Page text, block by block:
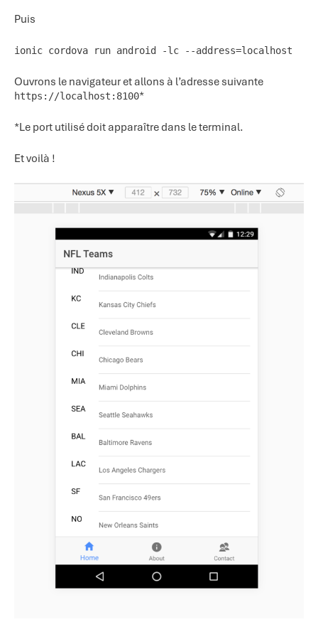
Puis
ionic cordova run android -lc --address=localhost
Ouvrons le navigateur et allons à l’adresse suivante
https://localhost:8100*
*Le port utilisé doit apparaître dans le terminal.
Et voilà !